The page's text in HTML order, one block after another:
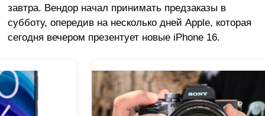
завтра. Вендор начал принимать предзаказы в
субботу, опередив на несколько дней Apple, которая
сегодня вечером презентует новые iPhone 16.